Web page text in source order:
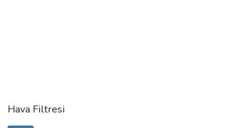
Hava Filtresi